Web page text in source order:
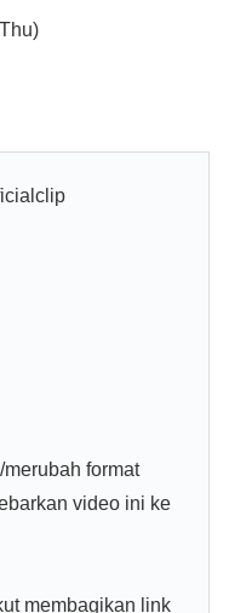
format
video ini ke
membagikan link